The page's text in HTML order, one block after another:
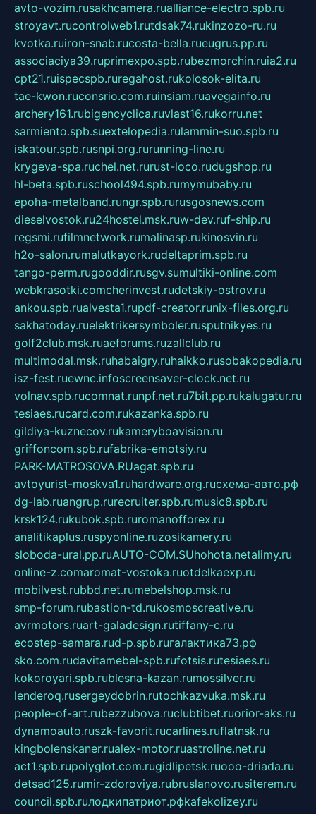
avto-vozim.rusakhcamera.rualliance-electro.spb.ru
stroyavt.rucontrolweb1.rutdsak74.rukinzozo-ru.ru
kvotka.ruiron-snab.rucosta-bella.rueugrus.pp.ru
associaciya39.ruprimexpo.spb.rubezmorchin.ruia2.ru
cpt21.ruispecspb.ruregahost.rukolosok-elita.ru
tae-kwon.ruconsrio.com.ruinsiam.ruavegainfo.ru
archery161.rubigencyclica.ruvlast16.rukorru.net
sarmiento.spb.suextelopedia.rulammin-suo.spb.ru
iskatour.spb.rusnpi.org.rurunning-line.ru
krygeva-spa.ruchel.net.rurust-loco.rudugshop.ru
hl-beta.spb.ruschool494.spb.rumymubaby.ru
epoha-metalband.rungr.spb.rurusgosnews.com
dieselvostok.ru24hostel.msk.ruw-dev.ruf-ship.ru
regsmi.rufilmnetwork.rumalinasp.rukinosvin.ru
h2o-salon.rumalutkayork.rudeltaprim.spb.ru
tango-perm.rugooddir.rusgv.sumultiki-online.com
webkrasotki.comcherinvest.rudetskiy-ostrov.ru
ankou.spb.rualvesta1.rupdf-creator.runix-files.org.ru
sakhatoday.ruelektrikersymboler.rusputnikyes.ru
golf2club.msk.ruaeforums.ruzallclub.ru
multimodal.msk.ruhabaigry.ruhaikko.rusobakopedia.ru
isz-fest.ruewnc.infoscreensaver-clock.net.ru
volnav.spb.rucomnat.runpf.net.ru7bit.pp.rukalugatur.ru
tesiaes.rucard.com.rukazanka.spb.ru
gildiya-kuznecov.rukameryboavision.ru
griffoncom.spb.rufabrika-emotsiy.ru
PARK-MATROSOVA.RUagat.spb.ru
avtoyurist-moskva1.ruhardware.org.ruсхема-авто.рф
dg-lab.ruangrup.rurecruiter.spb.rumusic8.spb.ru
krsk124.rukubok.spb.ruromanofforex.ru
analitikaplus.ruspyonline.ruzosikamery.ru
sloboda-ural.pp.ruAUTO-COM.SUhohota.netalimy.ru
online-z.comaromat-vostoka.ruotdelkaexp.ru
mobilvest.rubbd.net.rumebelshop.msk.ru
smp-forum.rubastion-td.rukosmoscreative.ru
avrmotors.ruart-galadesign.rutiffany-c.ru
ecostep-samara.rud-p.spb.ruгалактика73.рф
sko.com.rudavitamebel-spb.rufotsis.rutesiaes.ru
kokoroyari.spb.rublesna-kazan.rumossilver.ru
lenderoq.rusergeydobrin.rutochkazvuka.msk.ru
people-of-art.rubezzubova.ruclubtibet.ruorior-aks.ru
dynamoauto.ruszk-favorit.rucarlines.ruflatnsk.ru
kingbolenskaner.rualex-motor.ruastroline.net.ru
act1.spb.rupolyglot.com.rugidlipetsk.ruooo-driada.ru
detsad125.rumir-zdoroviya.rubruslanovo.rusiterem.ru
council.spb.ruлодкипатриот.рфkafekolizey.ru